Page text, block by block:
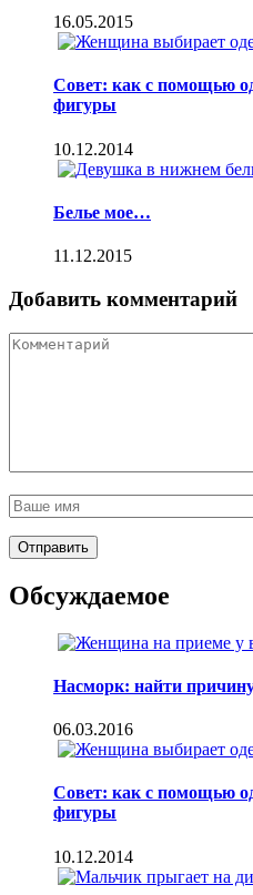
16.05.2015
Совет: как с помощью
фигуры
10.12.2014
Белье мое…
11.12.2015
Добавить комментарий
Обсуждаемое
Насморк: найти
06.03.2016
Совет: как с помощью
фигуры
10.12.2014